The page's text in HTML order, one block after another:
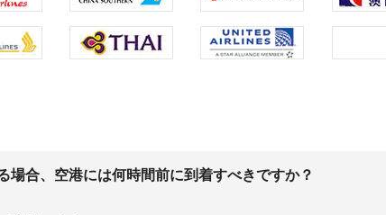
場合、空港には何時間前に到着すべきですか？